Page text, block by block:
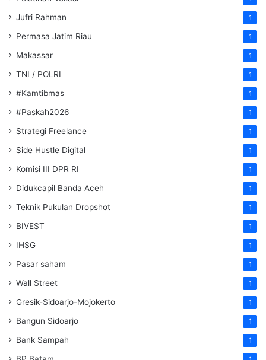
Jufri Rahman 1
Permasa Jatim Riau 1
Makassar 1
TNI / POLRI 1
#Kamtibmas 1
#Paskah2026 1
Strategi Freelance 1
Side Hustle Digital 1
Komisi III DPR RI 1
Didukcapil Banda Aceh 1
Teknik Pukulan Dropshot 1
BIVEST 1
IHSG 1
Pasar saham 1
Wall Street 1
Gresik-Sidoarjo-Mojokerto 1
Bangun Sidoarjo 1
Bank Sampah 1